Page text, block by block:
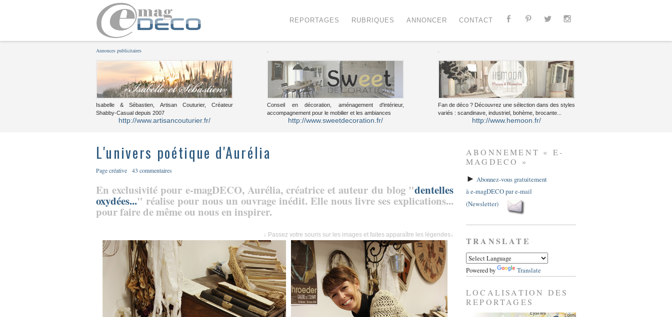
REPORTAGES RUBRIQUES ANNONCER CONTACT
Annonces publicitaires
Isabelle & Sébastien, Artisan Couturier, Créateur
Shabby-Casual depuis 2007
http://www.artisancouturier.fr/
Conseil en décoration, aménagement d'intérieur,
accompagnement pour le mobilier et les ambiances
http://www.sweetdecoration.fr/
Fan de déco ? Découvrez une sélection dans des styles
variés : scandinave, industriel, bohème, brocante...
http://www.hemoon.fr/
L'univers poétique d'Aurélia
Page créative 43 commentaires
En exclusivité pour e-magDECO, Aurélia, créatrice et auteur du blog "dentelles
oxydées..." réalise pour nous un ouvrage inédit. Elle nous livre ses explications...
pour faire de même ou nous en inspirer.
↓ Passez votre souris sur les images et faites apparaître les légendes↓
ABONNEMENT « E-
MAGDECO »
► Abonnez-vous gratuitement
à e-magDECO par e-mail
(Newsletter)
TRANSLATE
Powered by Translate
LOCALISATION DES
REPORTAGES